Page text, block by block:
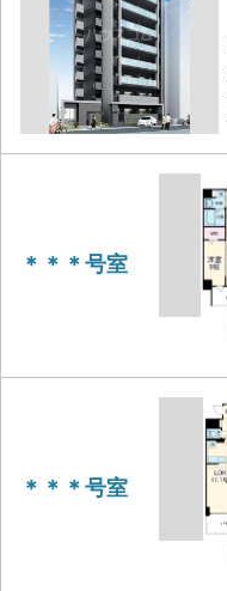
＊＊＊号室
＊＊＊号室